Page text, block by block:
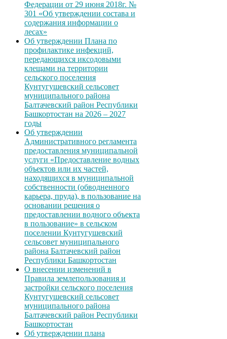
Федерации от 29 июня 2018г. №
301 «Об утверждении состава и
содержания информации о
лесах»
Об утверждении Плана по
профилактике инфекций,
передающихся иксодовыми
клещами на территории
сельского поселения
Кунтугушевский сельсовет
муниципального района
Балтачевский район Республики
Башкортостан на 2026 – 2027
годы
Об утверждении
Административного регламента
предоставления муниципальной
услуги «Предоставление водных
объектов или их частей,
находящихся в муниципальной
собственности (обводненного
карьера, пруда), в пользование на
основании решения о
предоставлении водного объекта
в пользование» в сельском
поселении Кунтугушевский
сельсовет муниципального
района Балтачевский район
Республики Башкортостан
О внесении изменений в
Правила землепользования и
застройки сельского поселения
Кунтугушевский сельсовет
муниципального района
Балтачевский район Республики
Башкортостан
Об утверждении плана